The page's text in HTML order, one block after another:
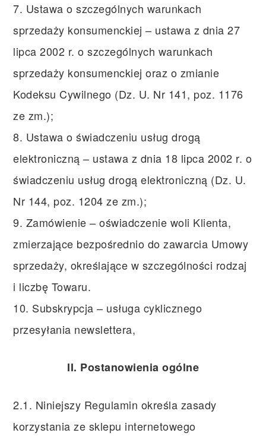
7. Ustawa o szczególnych warunkach
sprzedaży konsumenckiej – ustawa z dnia 27
lipca 2002 r. o szczególnych warunkach
sprzedaży konsumenckiej oraz o zmianie
Kodeksu Cywilnego (Dz. U. Nr 141, poz. 1176
ze zm.);
8. Ustawa o świadczeniu usług drogą
elektroniczną – ustawa z dnia 18 lipca 2002 r. o
świadczeniu usług drogą elektroniczną (Dz. U.
Nr 144, poz. 1204 ze zm.);
9. Zamówienie – oświadczenie woli Klienta,
zmierzające bezpośrednio do zawarcia Umowy
sprzedaży, określające w szczególności rodzaj
i liczbę Towaru.
10. Subskrypcja – usługa cyklicznego
przesyłania newslettera,
II. Postanowienia ogólne
2.1. Niniejszy Regulamin określa zasady
korzystania ze sklepu internetowego